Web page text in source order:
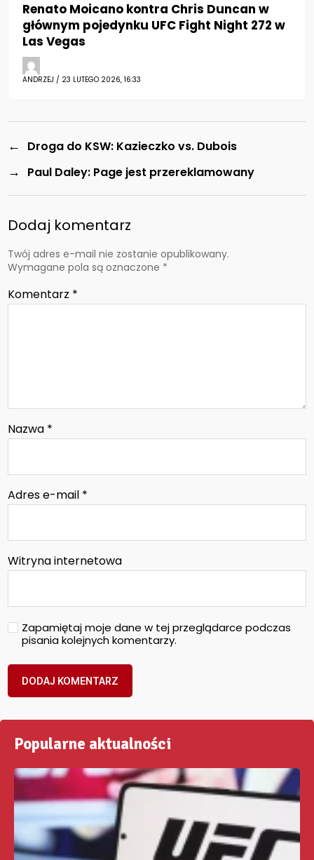
Renato Moicano kontra Chris Duncan w
głównym pojedynku UFC Fight Night 272 w
Las Vegas
ANDRZEJ / 23 LUTEGO 2026, 16:33
← Droga do KSW: Kazieczko vs. Dubois
→ Paul Daley: Page jest przereklamowany
Dodaj komentarz
Twój adres e-mail nie zostanie opublikowany.
Wymagane pola są oznaczone *
Komentarz *
Nazwa *
Adres e-mail *
Witryna internetowa
Zapamiętaj moje dane w tej przeglądarce podczas
pisania kolejnych komentarzy.
Popularne aktualności